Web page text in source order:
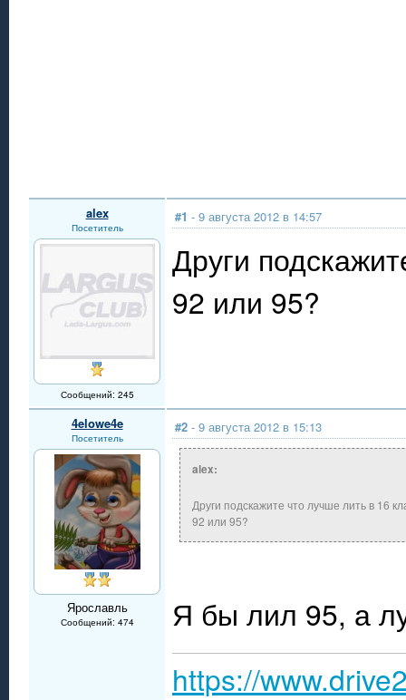
alex
Посетитель
Сообщений: 245
#1 - 9 августа 2012 в 14:57
Други
92 или 95?
4elowe4e
Посетитель
Ярославль
Сообщений: 474
#2 - 9 августа 2012 в 15:13
alex:
Други подскажите что лучше лить в 16
92 или 95?
Я бы лил 95, а
https://